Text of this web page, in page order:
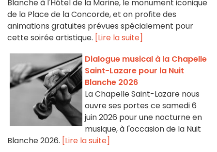
Blanche à l'Hôtel de la Marine, le monument iconique
de la Place de la Concorde, et on profite des
animations gratuites prévues spécialement pour
cette soirée artistique. [Lire la suite]
Dialogue musical à la Chapelle
Saint-Lazare pour la Nuit
Blanche 2026
La Chapelle Saint-Lazare nous
ouvre ses portes ce samedi 6
juin 2026 pour une nocturne en
musique, à l'occasion de la Nuit
Blanche 2026. [Lire la suite]